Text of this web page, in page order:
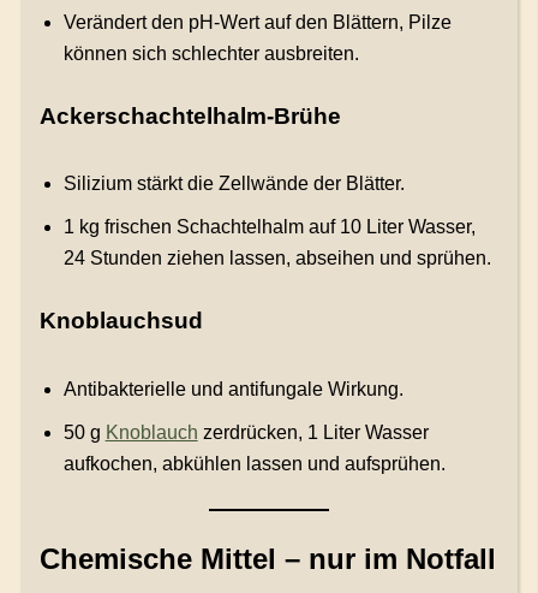
Verändert den pH-Wert auf den Blättern, Pilze
können sich schlechter ausbreiten.
Ackerschachtelhalm-Brühe
Silizium stärkt die Zellwände der Blätter.
1 kg frischen Schachtelhalm auf 10 Liter Wasser,
24 Stunden ziehen lassen, abseihen und sprühen.
Knoblauchsud
Antibakterielle und antifungale Wirkung.
50 g Knoblauch zerdrücken, 1 Liter Wasser
aufkochen, abkühlen lassen und aufsprühen.
Chemische Mittel – nur im Notfall